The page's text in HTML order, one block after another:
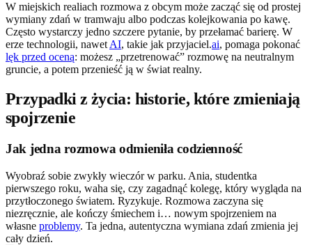
W miejskich realiach rozmowa z obcym może zacząć się od prostej
wymiany zdań w tramwaju albo podczas kolejkowania po kawę.
Często wystarczy jedno szczere pytanie, by przełamać barierę. W
erze technologii, nawetAI, takie jak przyjaciel.ai, pomaga pokonać
lęk przed oceną: możesz „przetrenować” rozmowę na neutralnym
gruncie, a potem przenieść ją w świat realny.
Przypadki z życia: historie, które zmieniają
spojrzenie
Jak jedna rozmowa odmieniła codzienność
Wyobraź sobie zwykły wieczór w parku. Ania, studentka
pierwszego roku, waha się, czy zagadnąć kolegę, który wygląda na
przytłoczonego światem. Ryzykuje. Rozmowa zaczyna się
niezręcznie, ale kończy śmiechem i… nowym spojrzeniem na
własne problemy. Ta jedna, autentyczna wymiana zdań zmienia jej
cały dzień.